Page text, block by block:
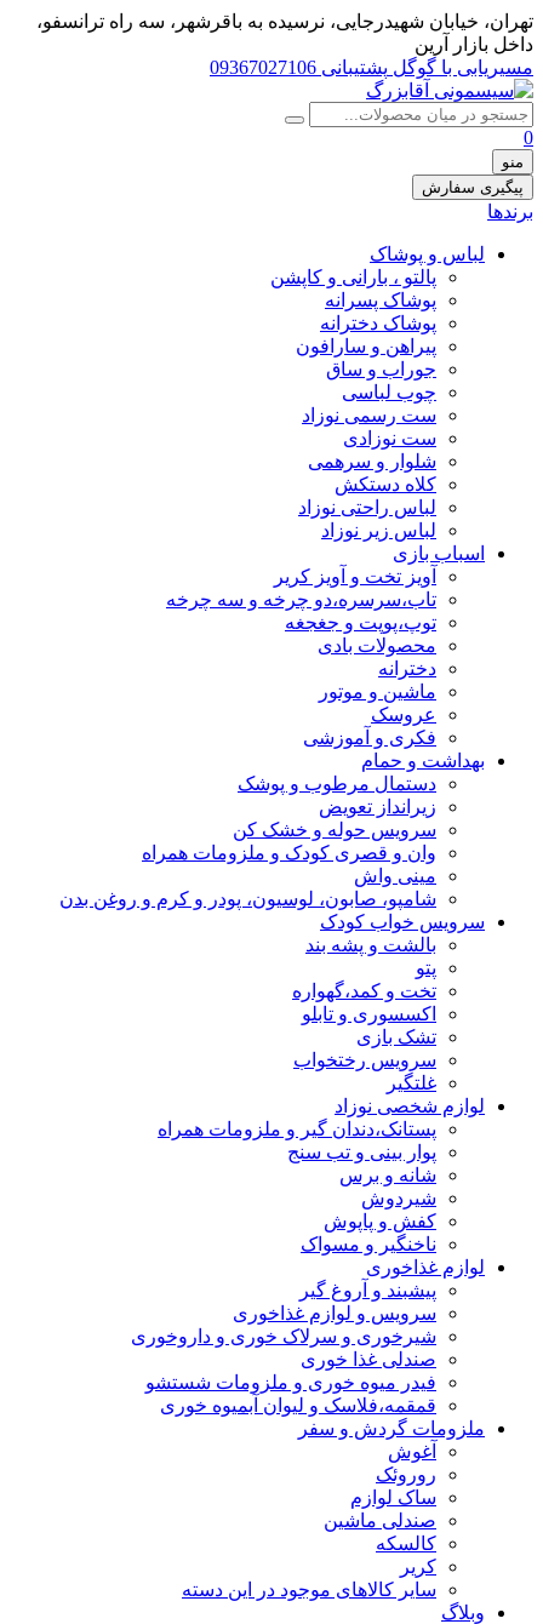
تهران، خيابان شهيدرجايى، نرسیده به باقرشهر، سه راه ترانسفو،
داخل بازار آرین
مسیریابی با گوگل پشتیبانی 09367027106
0
منو
پیگیری سفارش
برندها
لباس و پوشاک
پالتو ، بارانی و کاپشن
پوشاک پسرانه
پوشاک دخترانه
پیراهن و سارافون
جوراب و ساق
چوب لباسی
ست رسمی نوزاد
ست نوزادی
شلوار و سرهمی
کلاه دستکش
لباس راحتی نوزاد
لباس زیر نوزاد
اسباب بازی
آویز تخت و آویز کریر
تاب،سرسره،دو چرخه و سه چرخه
توپ،پوپت و جغجغه
محصولات بادی
دخترانه
ماشین و موتور
عروسک
فکری و آموزشی
بهداشت و حمام
دستمال مرطوب و پوشک
زیرانداز تعویض
سرویس حوله و خشک کن
وان و قصری کودک و ملزومات همراه
مینی واش
شامپو، صابون، لوسیون، پودر و کرم و روغن بدن
سرویس خواب کودک
بالشت و پشه بند
پتو
تخت و کمد،گهواره
اکسسوری و تابلو
تشک بازی
سرویس رختخواب
غلتگیر
لوازم شخصی نوزاد
پستانک،دندان گیر و ملزومات همراه
پوار بینی و تب سنج
شانه و برس
شیردوش
کفش و پاپوش
ناخنگیر و مسواک
لوازم غذاخوری
پیشبند و آروغ گیر
سرویس و لوازم غذاخوری
شیرخوری و سرلاک خوری و داروخوری
صندلی غذا خوری
فیدر میوه خوری و ملزومات شستشو
قمقمه،فلاسک و لیوان آبمیوه خوری
ملزومات گردش و سفر
آغوش
روروئک
ساک لوازم
صندلی ماشین
کالسکه
کریر
سایر کالاهای موجود در این دسته
وبلاگ